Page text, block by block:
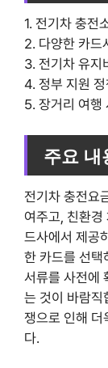
1. 전기차 충전
2. 다양한 카드
3. 전기차 유지
4. 정부 지원
5. 장거리 여행
주요 내
전기차 충전요
여주고, 친환
드사에서 제공
한 카드를 선택
서류를 사전에
는 것이 바람직
쟁으로 인해 더
다.